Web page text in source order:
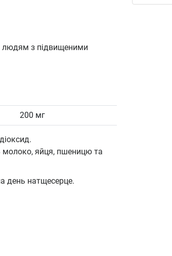
людям з підвищеними
200 мг
молоко, яйця, пшеницю та
день натщесерце.